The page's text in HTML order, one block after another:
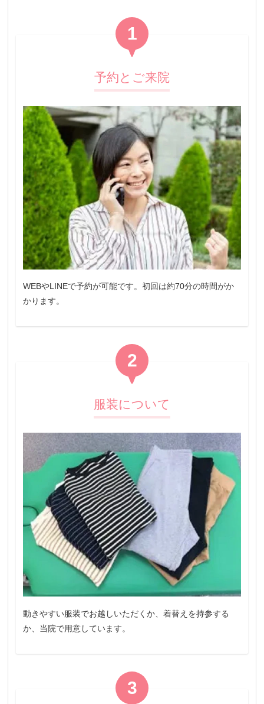
1
予約とご来院
WEBやLINEで予約が可能です。初回は約70分の時間がか
かります。
2
服装について
動きやすい服装でお越しいただくか、着替えを持参する
か、当院で用意しています。
3